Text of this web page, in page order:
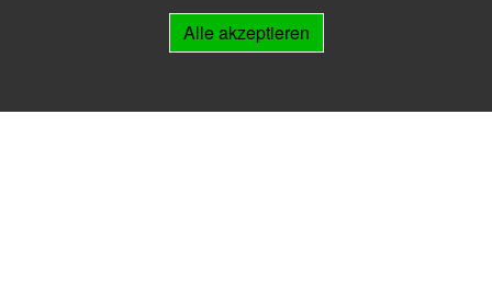
Alle akzeptieren